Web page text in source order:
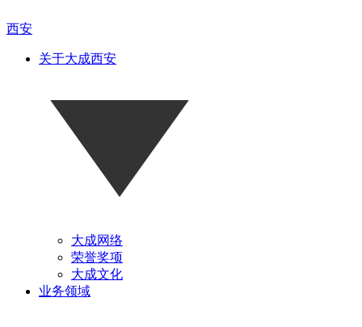
西安
关于大成西安
大成网络
荣誉奖项
大成文化
业务领域